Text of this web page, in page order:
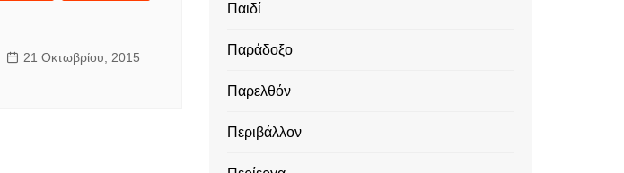
21 Οκτωβρίου, 2015
Παιδί
Παράδοξο
Παρελθόν
Περιβάλλον